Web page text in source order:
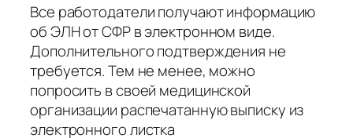
Все работодатели получают информацию
об ЭЛН от СФР в электронном виде.
Дополнительного подтверждения не
требуется. Тем не менее, можно
попросить в своей медицинской
организации распечатанную выписку из
электронного листка